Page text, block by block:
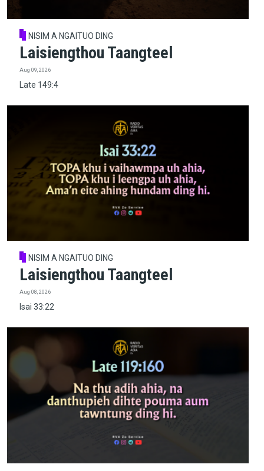
NISIM A NGAITUO DING
Laisiengthou Taangteel
Aug 09, 2026
Late 149:4
NISIM A NGAITUO DING
Laisiengthou Taangteel
Aug 08, 2026
Isai 33:22